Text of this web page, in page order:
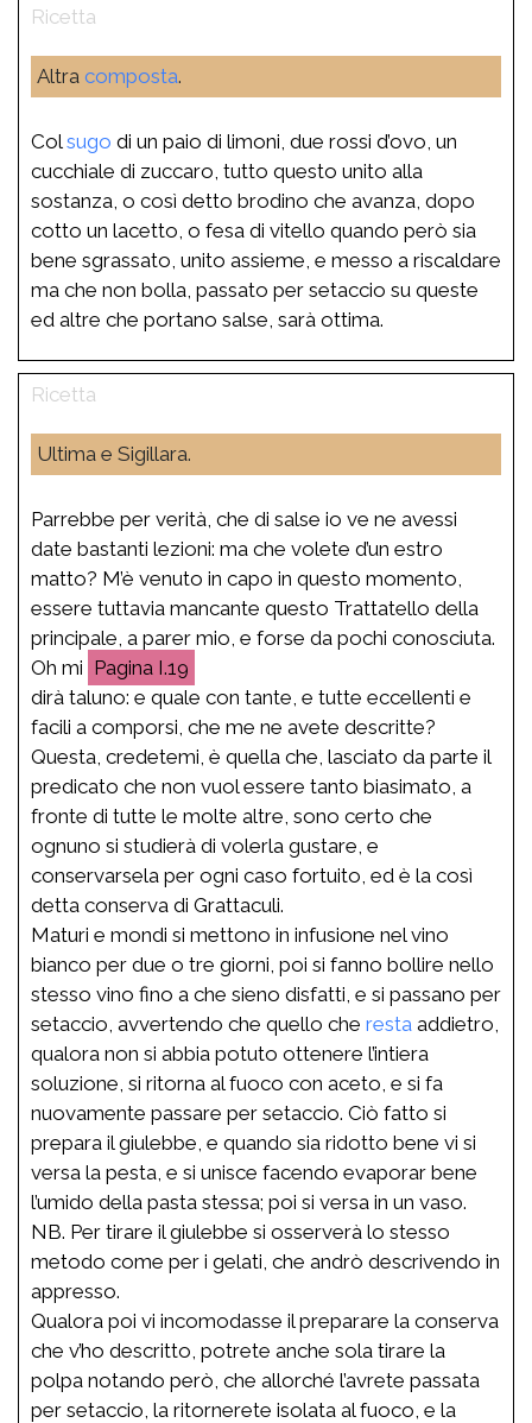
Altra composta.
Colsugo di un paio di limoni, due rossi d’ovo, un
cucchiale di zuccaro, tutto questo unito alla
sostanza, o così detto brodino che avanza, dopo
cotto un lacetto, o fesa di vitello quando però sia
bene sgrassato, unito assieme, e messo a riscaldare
ma che non bolla, passato per setaccio su queste
ed altre che portano salse, sarà ottima.
Ultima e Sigillara.
Parrebbe per verità, che di salse io ve ne avessi
date bastanti lezioni: ma che volete d’un estro
matto? M’è venuto in capo in questo momento,
essere tuttavia mancante questo Trattatello della
principale, a parer mio, e forse da pochi conosciuta.
Oh mi
I.19
dirà taluno: e quale con tante, e tutte eccellenti e
facili a comporsi, che me ne avete descritte?
Questa, credetemi, è quella che, lasciato da parte il
predicato che non vuol essere tanto biasimato, a
fronte di tutte le molte altre, sono certo che
ognuno si studierà di volerla gustare, e
conservarsela per ogni caso fortuito, ed è la così
detta conserva di Grattaculi.
Maturi e mondi si mettono in infusione nel vino
bianco per due o tre giorni, poi si fanno bollire nello
stesso vino fino a che sieno disfatti, e si passano per
setaccio, avvertendo che quello che resta addietro,
qualora non si abbia potuto ottenere l’intiera
soluzione, si ritorna al fuoco con aceto, e si fa
nuovamente passare per setaccio. Ciò fatto si
prepara il giulebbe, e quando sia ridotto bene vi si
versa la pesta, e si unisce facendo evaporar bene
l’umido della pasta stessa; poi si versa in un vaso.
NB. Per tirare il giulebbe si osserverà lo stesso
metodo come per i gelati, che andrò descrivendo in
appresso.
Qualora poi vi incomodasse il preparare la conserva
che v’ho descritto, potrete anche sola tirare la
polpa notando però, che allorché l’avrete passata
per setaccio, la ritornerete isolata al fuoco, e la